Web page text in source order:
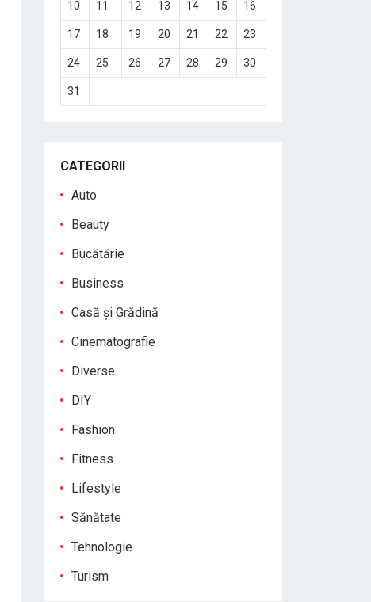
10 11 12 13 14 15 16
17 18 19 20 21 22 23
24 25 26 27 28 29 30
31
CATEGORII
Auto
Beauty
Bucătărie
Business
Casă și Grădină
Cinematografie
Diverse
DIY
Fashion
Fitness
Lifestyle
Sănătate
Tehnologie
Turism